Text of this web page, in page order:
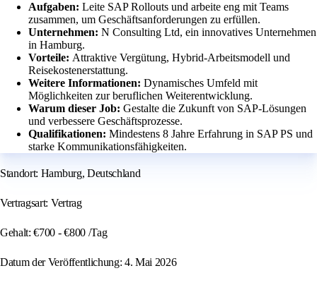
Aufgaben: Leite SAP Rollouts und arbeite eng mit Teams
zusammen, um Geschäftsanforderungen zu erfüllen.
Unternehmen: N Consulting Ltd, ein innovatives Unternehmen
in Hamburg.
Vorteile: Attraktive Vergütung, Hybrid-Arbeitsmodell und
Reisekostenerstattung.
Weitere Informationen: Dynamisches Umfeld mit
Möglichkeiten zur beruflichen Weiterentwicklung.
Warum dieser Job: Gestalte die Zukunft von SAP-Lösungen
und verbessere Geschäftsprozesse.
Qualifikationen: Mindestens 8 Jahre Erfahrung in SAP PS und
starke Kommunikationsfähigkeiten.
Standort: Hamburg, Deutschland
Vertragsart: Vertrag
Gehalt: €700 - €800 /Tag
Datum der Veröffentlichung: 4. Mai 2026